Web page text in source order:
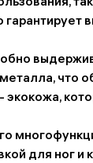
что
для ног и